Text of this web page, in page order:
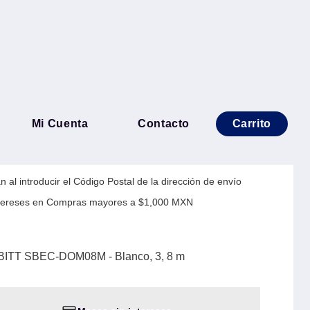
Mi Cuenta Contacto Carrito
SMARTBITT SBEC-
3, 8 m
al introducir el Código Postal de la dirección de envío
en Compras mayores a $1,000 MXN
SBEC-DOM08M - Blanco, 3, 8 m